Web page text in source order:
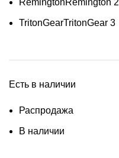
RemingtonRemington 2
TritonGearTritonGear 3
Есть в наличии
Распродажа
В наличии